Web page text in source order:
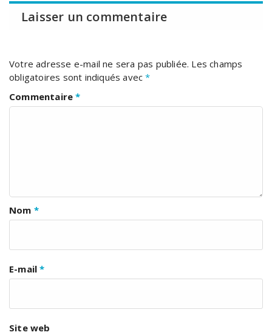
Laisser un commentaire
Votre adresse e-mail ne sera pas publiée. Les champs
obligatoires sont indiqués avec*
Commentaire*
Nom *
E-mail*
Site web